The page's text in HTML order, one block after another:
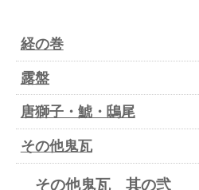
経の巻
露盤
唐獅子・鯱・鴟尾
その他鬼瓦
その他鬼瓦 其の弐